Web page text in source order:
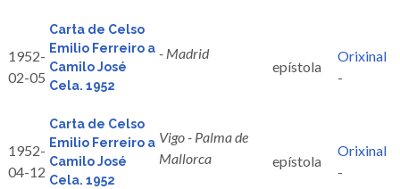
1952-
02-05
Carta de Celso
Emilio Ferreiro a
Camilo José
Cela. 1952
- Madrid
epístola
Orixinal
-
1952-
04-12
Carta de Celso
Emilio Ferreiro a
Camilo José
Cela. 1952
Vigo - Palma de
Mallorca
epístola
Orixinal
-